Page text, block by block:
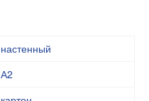
настенный
А2